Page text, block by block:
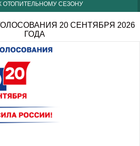
ОТОПИТЕЛЬНОМУ СЕЗОНУ
20 СЕНТЯБРЯ 2026
ГОДА